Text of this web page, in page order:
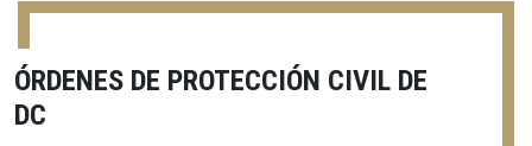
ÓRDENES DE PROTECCIÓN CIVIL DE
DC